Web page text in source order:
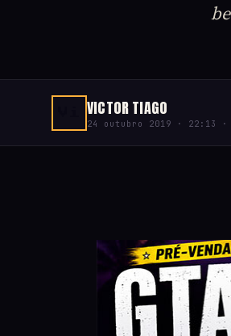
VICTOR TIAGO
24 outubro 2019 ·